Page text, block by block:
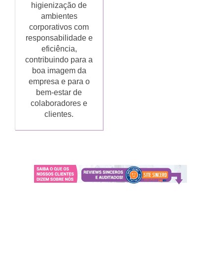
higienização de
ambientes
corporativos com
responsabilidade e
eficiência,
contribuindo para a
boa imagem da
empresa e para o
bem-estar de
colaboradores e
clientes.